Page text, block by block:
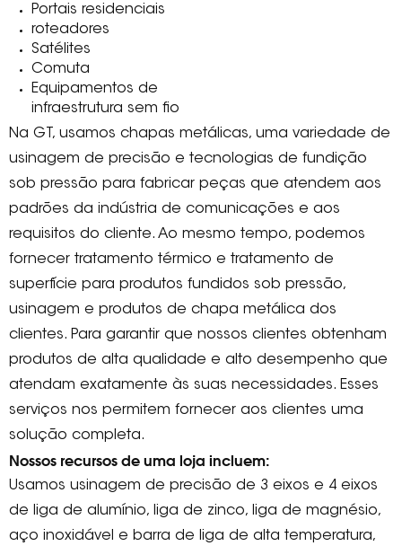
Portais residenciais
roteadores
Satélites
Comuta
Equipamentos de
infraestrutura sem fio
Na GT, usamos chapas metálicas, uma variedade de
usinagem de precisão e tecnologias de fundição
sob pressão para fabricar peças que atendem aos
padrões da indústria de comunicações e aos
requisitos do cliente. Ao mesmo tempo, podemos
fornecer tratamento térmico e tratamento de
superfície para produtos fundidos sob pressão,
usinagem e produtos de chapa metálica dos
clientes. Para garantir que nossos clientes obtenham
produtos de alta qualidade e alto desempenho que
atendam exatamente às suas necessidades. Esses
serviços nos permitem fornecer aos clientes uma
solução completa.
Nossos recursos de uma loja incluem:
Usamos usinagem de precisão de 3 eixos e 4 eixos
de liga de alumínio, liga de zinco, liga de magnésio,
aço inoxidável e barra de liga de alta temperatura,